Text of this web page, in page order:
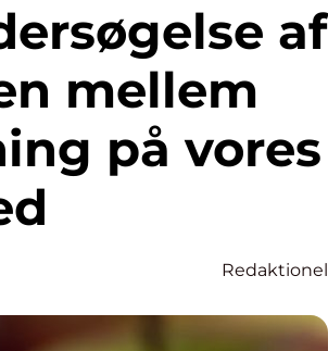
af
mellem
på vores
Redaktionel